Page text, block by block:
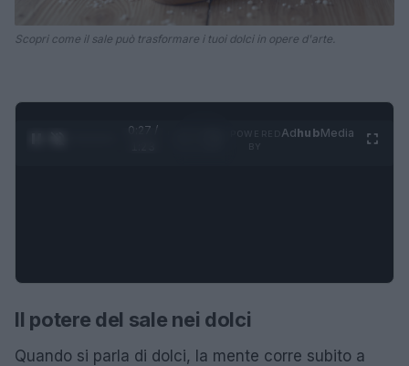
Scopri come il sale può trasformare i tuoi dolci in opere d'arte.
0:28 /
AdhubMedia
Il potere del sale nei dolci
Quando si parla di dolci, la mente corre subito a